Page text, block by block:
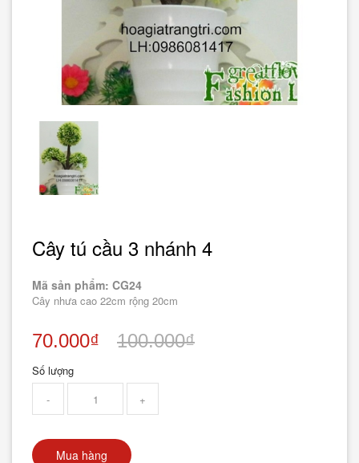
Cây tú cầu 3 nhánh 4
Mã sản phẩm: CG24
Cây nhưa cao 22cm rộng 20cm
70.000₫ 100.000₫
Số lượng
-
+
Mua hàng